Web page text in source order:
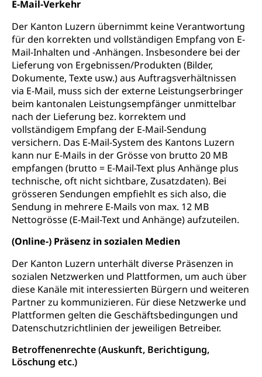
E-Mail-Verkehr
Der Kanton Luzern übernimmt keine Verantwortung
für den korrekten und vollständigen Empfang von E-
Mail-Inhalten und -Anhängen. Insbesondere bei der
Lieferung von Ergebnissen/Produkten (Bilder,
Dokumente, Texte usw.) aus Auftragsverhältnissen
via E-Mail, muss sich der externe Leistungserbringer
beim kantonalen Leistungsempfänger unmittelbar
nach der Lieferung bez. korrektem und
vollständigem Empfang der E-Mail-Sendung
versichern. Das E-Mail-System des Kantons Luzern
kann nur E-Mails in der Grösse von brutto 20 MB
empfangen (brutto = E-Mail-Text plus Anhänge plus
technische, oft nicht sichtbare, Zusatzdaten). Bei
grösseren Sendungen empfiehlt es sich also, die
Sendung in mehrere E-Mails von max. 12 MB
Nettogrösse (E-Mail-Text und Anhänge) aufzuteilen.
(Online-) Präsenz in sozialen Medien
Der Kanton Luzern unterhält diverse Präsenzen in
sozialen Netzwerken und Plattformen, um auch über
diese Kanäle mit interessierten Bürgern und weiteren
Partner zu kommunizieren. Für diese Netzwerke und
Plattformen gelten die Geschäftsbedingungen und
Datenschutzrichtlinien der jeweiligen Betreiber.
Betroffenenrechte (Auskunft, Berichtigung,
Löschung etc.)